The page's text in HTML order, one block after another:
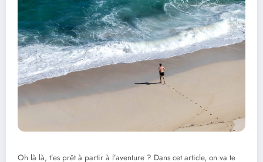
Oh là là, t’es prêt à partir à l’aventure ? Dans cet article, on va te